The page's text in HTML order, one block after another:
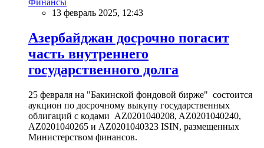
Финансы
13 февраль 2025, 12:43
Азербайджан досрочно погасит
часть внутреннего
государственного долга
25 февраля на "Бакинской фондовой бирже" состоится
аукцион по досрочному выкупу государственных
облигаций с кодами AZ0201040208, AZ0201040240,
AZ0201040265 и AZ0201040323 ISIN, размещенных
Министерством финансов.